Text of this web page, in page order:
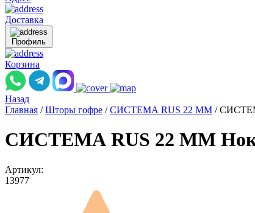
Доставка
Профиль
Корзина
Назад
Главная / Шторы гофре / СИСТЕМА RUS 22 ММ /
СИСТЕМА RUS 22 ММ
Артикул:
13977